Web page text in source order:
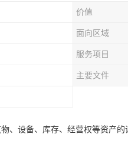
价值
面向区域
服务项目
主要文件
、设备、库存、经营权等资产